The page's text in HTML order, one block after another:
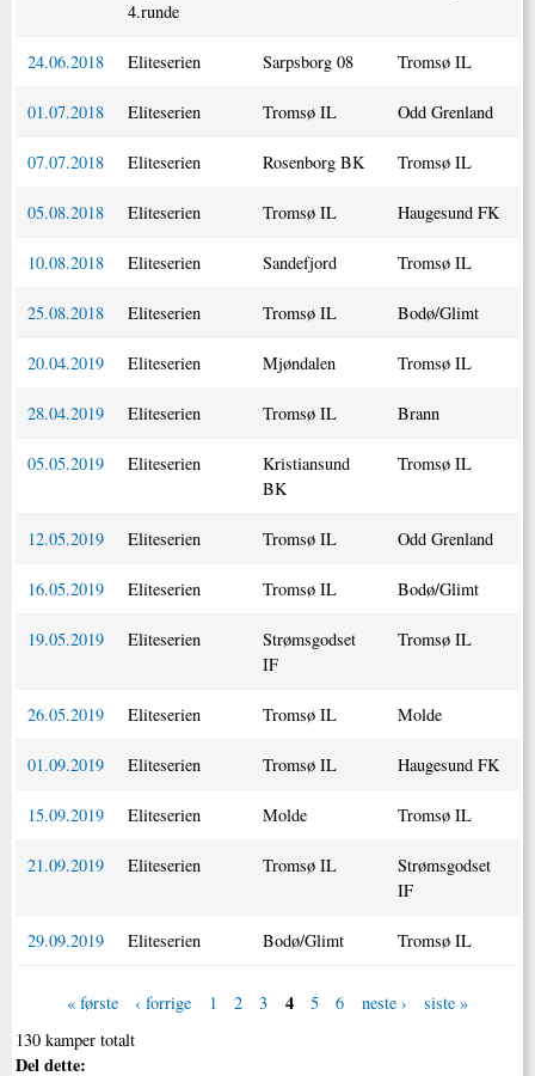
4.runde
24.06.2018 Eliteserien Sarpsborg 08 Tromsø IL
01.07.2018 Eliteserien Tromsø IL Odd Grenland
07.07.2018 Eliteserien Rosenborg BK Tromsø IL
05.08.2018 Eliteserien Tromsø IL Haugesund FK
10.08.2018 Eliteserien Sandefjord Tromsø IL
25.08.2018 Eliteserien Tromsø IL Bodø/Glimt
20.04.2019 Eliteserien Mjøndalen Tromsø IL
28.04.2019 Eliteserien Tromsø IL Brann
05.05.2019 Eliteserien
Kristiansund
BK
Tromsø IL
12.05.2019 Eliteserien Tromsø IL Odd Grenland
16.05.2019 Eliteserien Tromsø IL Bodø/Glimt
19.05.2019 Eliteserien
Strømsgodset
IF
Tromsø IL
26.05.2019 Eliteserien Tromsø IL Molde
01.09.2019 Eliteserien Tromsø IL Haugesund FK
15.09.2019 Eliteserien Molde Tromsø IL
21.09.2019 Eliteserien Tromsø IL
Strømsgodset
IF
29.09.2019 Eliteserien Bodø/Glimt Tromsø IL
« første ‹ forrige 1 2 3 4 5 6 neste ›
siste »
130 kamper totalt
Del dette: